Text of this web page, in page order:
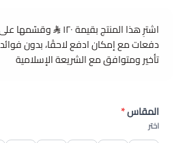
اشترِ هذا المنتج بقيمة ١٢٠
دفعات مع إمكان ادفع لاحقًا، بدون
تأخير ومتوافق مع الشريعة الإسلامية
المقاس*
اختر